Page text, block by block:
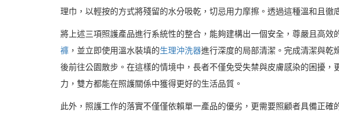
理巾，以輕按的方式將殘留的水分吸乾，切忌用力摩擦。透過這種溫和且
將上述三項照護產品進行系統性的整合，能夠建構出一個安全，尊嚴且高
褲 ，並立即使用溫水裝填的生理沖洗器進行深度的局部清潔。完成清潔與乾
後前往公園散步。在這樣的情境中，長者不僅免受失禁與皮膚感染的困擾
力，雙方都能在照護關係中獲得更好的生活品質。
此外，照護工作的落實不僅僅依賴單一產品的優劣，更需要照顧者具備正確